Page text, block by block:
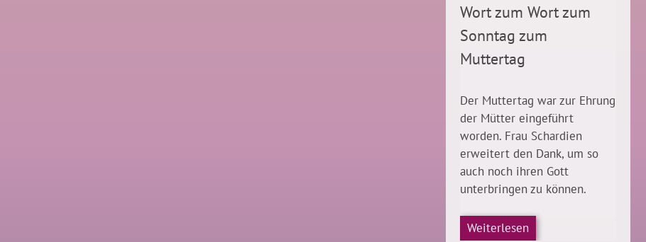
Wort zum Wort zum
Sonntag zum
Muttertag
Der Muttertag war zur Ehrung
der Mütter eingeführt
worden. Frau Schardien
erweitert den Dank, um so
auch noch ihren Gott
unterbringen zu können.
Weiterlesen